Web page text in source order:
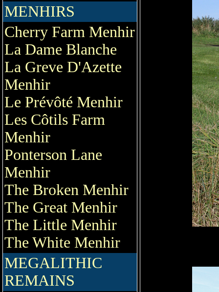
MENHIRS
Cherry Farm Menhir
La Dame Blanche
La Greve D'Azette
Menhir
Le Prévôté Menhir
Les Côtils Farm
Menhir
Ponterson Lane
Menhir
The Broken Menhir
The Great Menhir
The Little Menhir
The White Menhir
MEGALITHIC
REMAINS